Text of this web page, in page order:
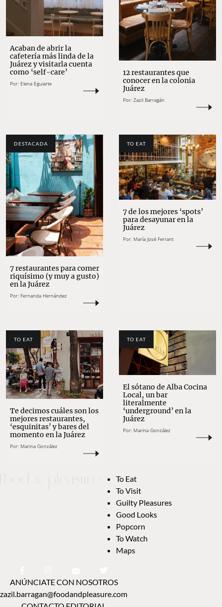
Acaban de abrir la
cafetería más linda de la
Juárez y visitarla cuenta
como ‘self-care’
Por: Elena Eguiarte
12 restaurantes que
conocer en la colonia
Juárez
Por: Zazil Barragán
DESTACADA
7 restaurantes para comer
riquísimo (y muy a gusto)
en la Juárez
Por: Fernanda Hernández
TO EAT
7 de los mejores ‘spots’
para desayunar en la
Juárez
Por: María José Ferrant
TO EAT
Te decimos cuáles son los
mejores restaurantes,
‘esquinitas’ y bares del
momento en la Juárez
Por: Marina González
TO EAT
El sótano de Alba Cocina
Local, un bar
literalmente
‘underground’ en la
Juárez
Por: Marina González
To Eat
To Visit
Guilty Pleasures
Good Looks
Popcorn
To Watch
Maps
ANÚNCIATE CON NOSOTROS
zazil.barragan@foodandpleasure.com